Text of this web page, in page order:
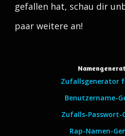
gefallen hat, schau dir
paar weitere an!
Zufallsgenerator
Benutzername-
Zufalls-Passwort-
Rap-Namen-